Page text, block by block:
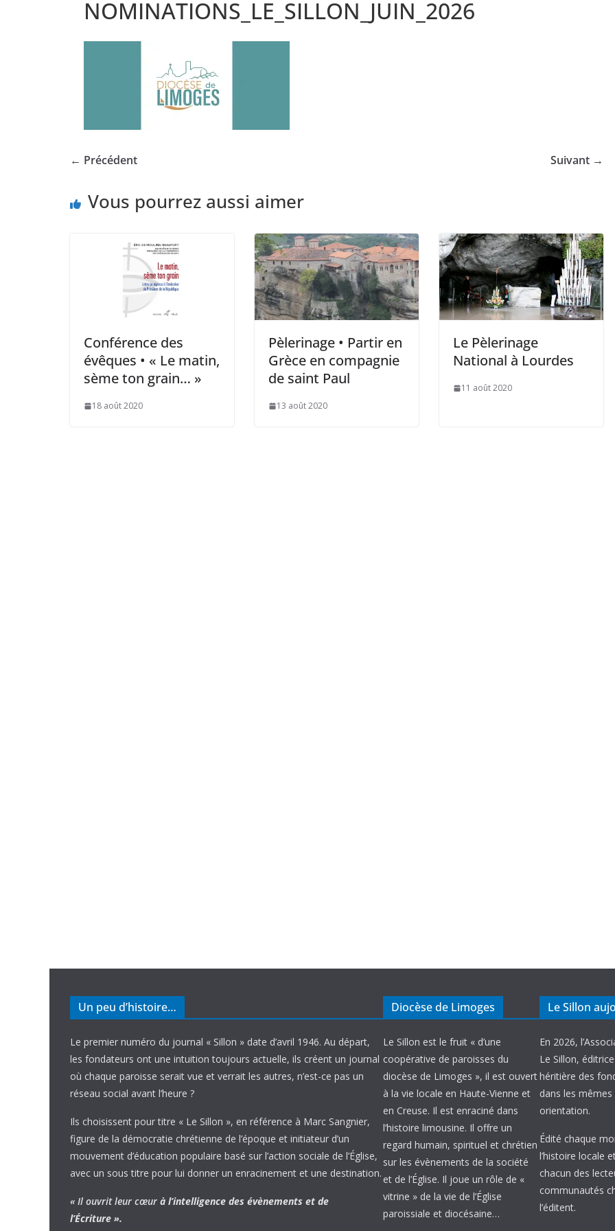
NOMINATIONS_LE_SILLON_JUIN_2026
← Précédent Suivant →
Vous pourrez aussi aimer
Conférence des
évêques • « Le matin,
sème ton grain… »
18 août 2020
Pèlerinage • Partir en
Grèce en compagnie
de saint Paul
13 août 2020
Le Pèlerinage
National à Lourdes
11 août 2020
Un peu d’histoire…
Le premier numéro du journal « Sillon » date d’avril 1946. Au départ,
les fondateurs ont une intuition toujours actuelle, ils créent un journal
où chaque paroisse serait vue et verrait les autres, n’est-ce pas un
réseau social avant l’heure ?
Ils choisissent pour titre « Le Sillon », en référence à Marc Sangnier,
figure de la démocratie chrétienne de l’époque et initiateur d’un
mouvement d’éducation populaire basé sur l’action sociale de l’Église,
avec un sous titre pour lui donner un enracinement et une destination.
« Il ouvrit leur cœur à l’intelligence des évènements et de
l’Écriture ».
Diocèse de Limoges
Le Sillon est le fruit « d’une
coopérative de paroisses du
diocèse de Limoges », il est ouvert
à la vie locale en Haute-Vienne et
en Creuse. Il est enraciné dans
l’histoire limousine. Il offre un
regard humain, spirituel et chrétien
sur les évènements de la société
et de l’Église. Il joue un rôle de «
vitrine » de la vie de l’Église
paroissiale et diocésaine…
Le Sillon
En 2026,
Le Sillon,
héritière des
dans les
orientation.
Édité chaque
l’histoire locale
chacun des
communautés
l’éditent.